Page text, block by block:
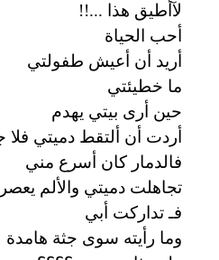
لآأطيق هذا ...!!
أحب الحياة
أريد أن أعيش طفولتي
ما خطيئتي
حين أرى بيتي يهدم
أردت أن ألتقط دميتي
فالدمار كان أسرع مني
تجاهلت دميتي والألم
فـ تداركت أبي
وما رأيته سوى جثة هامدة